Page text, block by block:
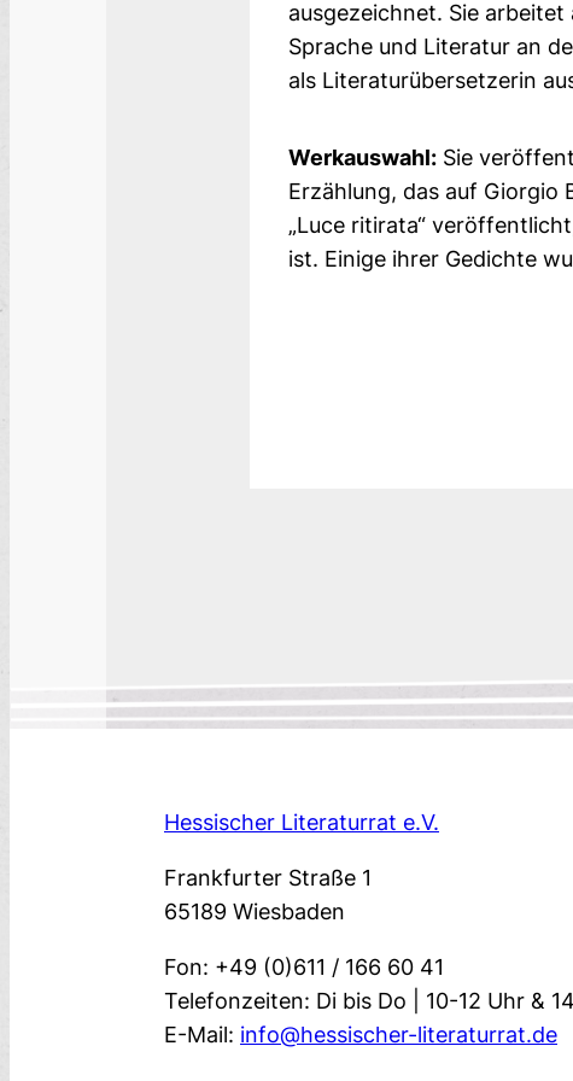
ausgezeichnet. Sie
Sprache und Literatur an
als Literaturübersetzerin
Werkauswahl: Sie
Erzählung, das auf Giorgio
„Luce ritirata“
ist. Einige ihrer Gedichte
Hessischer Literaturrat e.V.
Frankfurter Straße 1
65189 Wiesbaden
Fon: +49 (0)611 / 166 60 41
Telefonzeiten: Di bis Do | 10-12 Uhr &
E-Mail: info@hessischer-literaturrat.de